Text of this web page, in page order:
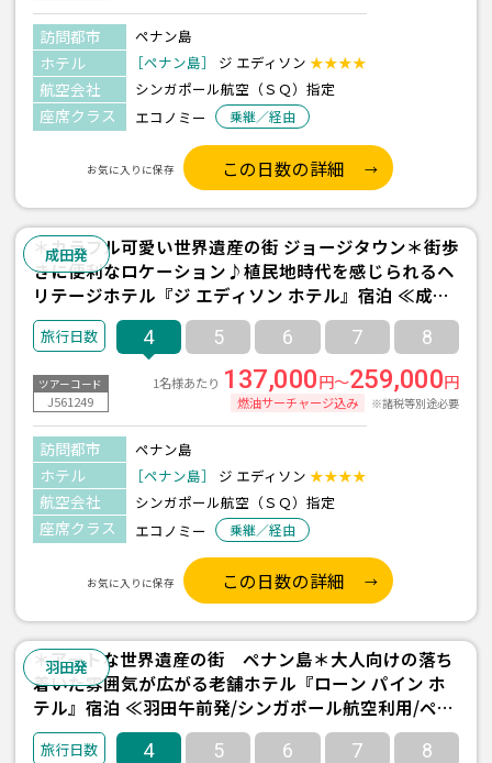
訪問都市 ペナン島
ホテル ［ペナン島］ ジ エディソン ★★★★
航空会社 シンガポール航空（ＳＱ）指定
座席クラス エコノミー 乗継／経由
お気に入りに保存 この日数の詳細
成田発
＊カラフル可愛い世界遺産の街 ジョージタウン＊街歩
きに便利なロケーション♪植民地時代を感じられるヘ
リテージホテル『ジ エディソン ホテル』宿泊 ≪成田
午前発/シンガポール航空利用/ペナン島 2泊4日間/朝
食付き≫
4 5 6 7 8
ツアーコード
J561249
1名様あたり 137,000円～259,000円
燃油サーチャージ込み ※諸税等別途必要
訪問都市 ペナン島
ホテル ［ペナン島］ ジ エディソン ★★★★
航空会社 シンガポール航空（ＳＱ）指定
座席クラス エコノミー 乗継／経由
お気に入りに保存 この日数の詳細
羽田発
＊アートな世界遺産の街 ペナン島＊大人向けの落ち
着いた雰囲気が広がる老舗ホテル『ローン パイン ホ
テル』宿泊 ≪羽田午前発/シンガポール航空利用/ペナ
ン島-バトゥフェリンギ- 2泊4日間/朝食付き≫
4 5 6 7 8